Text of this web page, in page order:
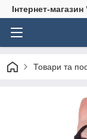
Інтернет-
Товари та